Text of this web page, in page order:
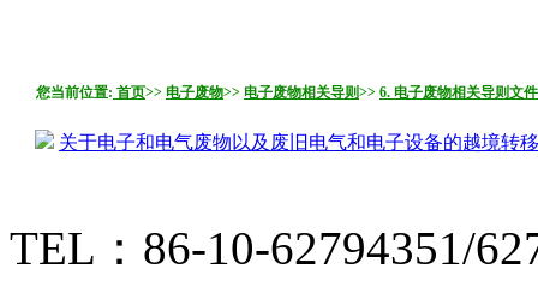
您当前位置: 首页>> 电子废物>> 电子废物相关导则>> 6. 电子废物相关导则文件
关于电子和电气废物以及废旧电气和电子设备的越境
TEL：86-10-62794351/